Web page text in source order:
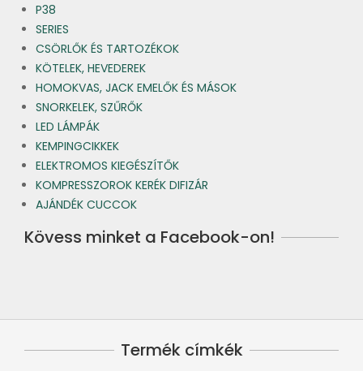
P38
SERIES
CSÖRLŐK ÉS TARTOZÉKOK
KÖTELEK, HEVEDEREK
HOMOKVAS, JACK EMELŐK ÉS MÁSOK
SNORKELEK, SZŰRŐK
LED LÁMPÁK
KEMPINGCIKKEK
ELEKTROMOS KIEGÉSZÍTŐK
KOMPRESSZOROK KERÉK DIFIZÁR
AJÁNDÉK CUCCOK
Kövess minket a Facebook-on!
Termék címkék